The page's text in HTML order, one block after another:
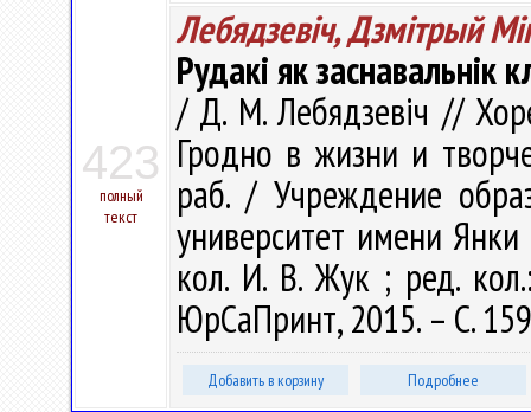
423
полный
текст
Лебядзевіч, Дзмітрый
Рудакі як заснавальнік
/ Д. М. Лебядзевіч //
Гродно в жизни и
раб. / Учреждение
университет имени
кол. И. В. Жук ; ред.
ЮрСаПринт, 2015. – С.
Добавить в корзину Подробнее